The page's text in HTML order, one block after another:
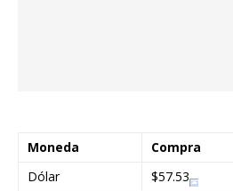
Moneda Compra
Dólar
$57.53